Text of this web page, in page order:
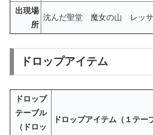
出現場
所
沈んだ聖堂 魔女の山 レッ
ドロップアイテム
ドロップ
テーブル
（ドロッ
ドロップアイテム（１テー